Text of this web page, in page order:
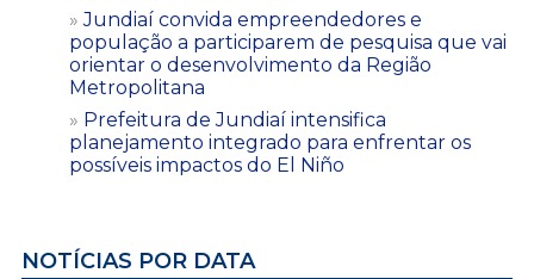
Jundiaí convida empreendedores e
população a participarem de pesquisa que vai
orientar o desenvolvimento da Região
Metropolitana
Prefeitura de Jundiaí intensifica
planejamento integrado para enfrentar os
possíveis impactos do El Niño
NOTÍCIAS POR DATA